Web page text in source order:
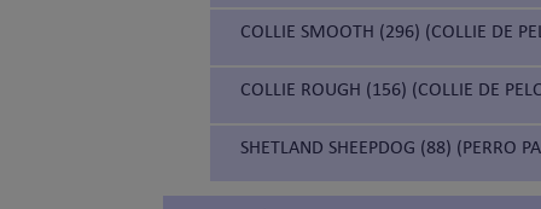
COLLIE SMOOTH (296) (COLLIE DE
COLLIE ROUGH (156) (COLLIE DE
SHETLAND SHEEPDOG (88) (PERRO